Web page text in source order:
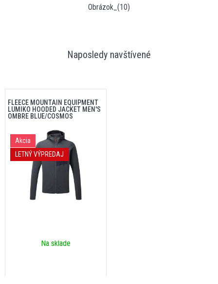
Obrázok_(10)
Naposledy navštívené
FLEECE MOUNTAIN EQUIPMENT
LUMIKO HOODED JACKET MEN'S
OMBRE BLUE/COSMOS
Akcia
LETNÝ VÝPREDAJ
Na sklade